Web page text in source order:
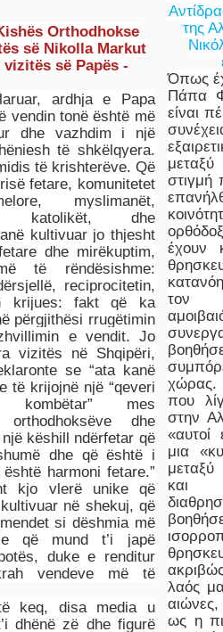
Orthodhokse
së Nikolla Markut
vizitës së Papës -
ardhja e Papa
vendin tonë është më
dhe vazhdim i një
të shkëlqyera.
të krishterëve. Që
fetare, komunitetet
myslimanët,
katolikët, dhe
kultivuar jo thjesht
dhe mirëkuptim,
të rëndësishme:
reciprocitetin,
krijues: fakt që ka
përgjithësi rrugëtimin
e vendit. Jo
vizitës në Shqipëri,
se “ata kanë
të krijojnë një “qeveri
mes
orthodhoksëve dhe
këshill ndërfetar që
dhe që është i
harmoni fetare.”
kjo vlerë unike që
në shekuj, që
si dëshmia më
që mund t’i japë
duke e renditur
vendeve më të
keq, disa media u
dhënë zë dhe figurë
της
Όπως
Πάπα
είναι
στιγμή
έχουν
τον
χώρας.
που
στην
«αυτοί
μια
και
λαός
ως η